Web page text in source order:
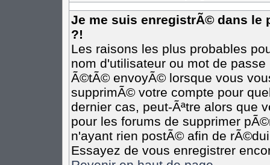
Je me suis enregistrÃ© dans le
?!
Les raisons les plus probables
nom d'utilisateur ou mot de
Ã©tÃ© envoyÃ© lorsque vous
supprimÃ© votre compte pour
dernier cas, peut-Ãªtre alors que
pour les forums de supprimer
n'ayant rien postÃ© afin de
Essayez de vous enregistrer